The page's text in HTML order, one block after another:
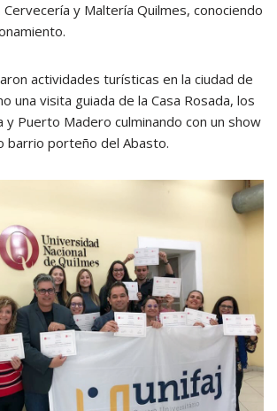
y Maltería Quilmes, conociendo
actividades turísticas en la ciudad de
una visita guiada de la Casa Rosada, los
y Puerto Madero culminando con un show
barrio porteño del Abasto.